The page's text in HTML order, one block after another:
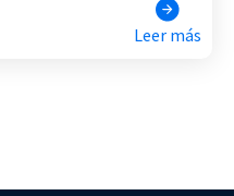
Leer más